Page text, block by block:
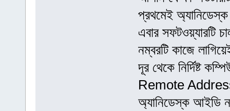
প্রথমেই
এবার সফটওয়্যারটি
নম্বরটি কাজে
দূর থেকে নির্দিষ্ট
Remote Address
অ্যানিডেস্ক আইডি